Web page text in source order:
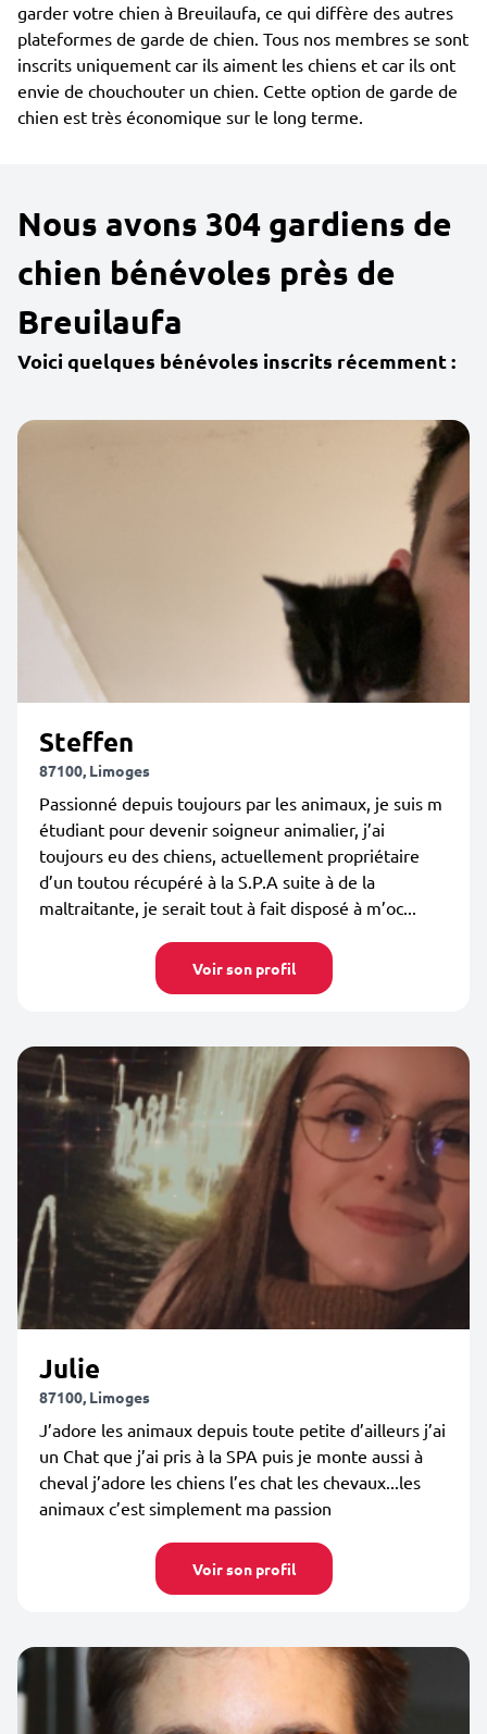
garder votre chien à Breuilaufa, ce qui diffère des autres
plateformes de garde de chien. Tous nos membres se sont
inscrits uniquement car ils aiment les chiens et car ils ont
envie de chouchouter un chien. Cette option de garde de
chien est très économique sur le long terme.
Nous avons 304 gardiens de
chien bénévoles près de
Breuilaufa
Voici quelques bénévoles inscrits récemment :
Steffen
87100, Limoges
Passionné depuis toujours par les animaux, je suis m
étudiant pour devenir soigneur animalier, j’ai
toujours eu des chiens, actuellement propriétaire
d’un toutou récupéré à la S.P.A suite à de la
maltraitante, je serait tout à fait disposé à m’oc...
Voir son profil
Julie
87100, Limoges
J’adore les animaux depuis toute petite d’ailleurs j’ai
un Chat que j’ai pris à la SPA puis je monte aussi à
cheval j’adore les chiens l’es chat les chevaux...les
animaux c’est simplement ma passion
Voir son profil